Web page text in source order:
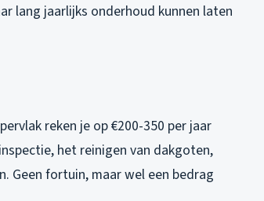
lang jaarlijks onderhoud kunnen laten
reken je op €200-350 per jaar
het reinigen van dakgoten,
Geen fortuin, maar wel een bedrag